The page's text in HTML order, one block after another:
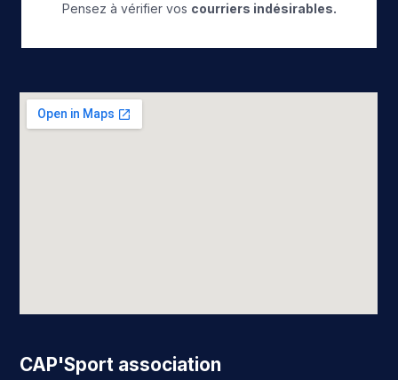
Pensez à vérifier vos courriers indésirables.
CAP'Sport association